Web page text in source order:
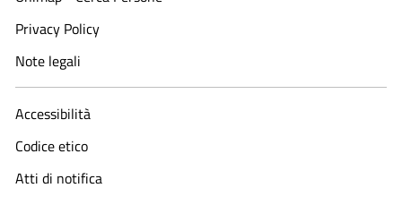
Privacy Policy
Note legali
Accessibilità
Codice etico
Atti di notifica